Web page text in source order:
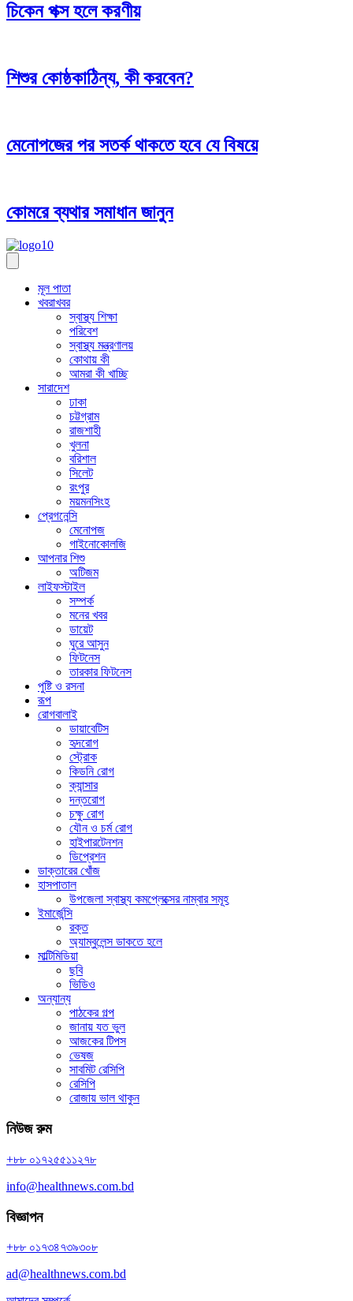
চিকেন পক্স হলে করণীয়
শিশুর কোষ্ঠকাঠিন্য, কী করবেন?
মেনোপজের পর সতর্ক থাকতে হবে যে বিষয়ে
কোমরে ব্যথার সমাধান জানুন
মূল পাতা
খবরাখবর
স্বাস্থ্য শিক্ষা
পরিবেশ
স্বাস্থ্য মন্ত্রণালয়
কোথায় কী
আমরা কী খাচ্ছি
সারাদেশ
ঢাকা
চট্টগ্রাম
রাজশাহী
খুলনা
বরিশাল
সিলেট
রংপুর
ময়মনসিংহ
প্রেগনেন্সি
মেনোপজ
গাইনোকোলজি
আপনার শিশু
অটিজম
লাইফস্টাইল
সম্পর্ক
মনের খবর
ডায়েট
ঘুরে আসুন
ফিটনেস
তারকার ফিটনেস
পুষ্টি ও রসনা
রূপ
রোগবালাই
ডায়াবেটিস
হৃদরোগ
স্ট্রোক
কিডনি রোগ
ক্যান্সার
দন্তরোগ
চক্ষু রোগ
যৌন ও চর্ম রোগ
হাইপারটেনশন
ডিপ্রেশন
ডাক্তারের খোঁজ
হাসপাতাল
উপজেলা স্বাস্থ্য কমপ্লেক্সের নাম্বার সমূহ
ইমার্জেন্সি
রক্ত
অ্যাম্বুলেন্স ডাকতে হলে
মাল্টিমিডিয়া
ছবি
ভিডিও
অন্যান্য
পাঠকের গল্প
জানায় যত ভুল
আজকের টিপস
ভেষজ
সাবমিট রেসিপি
রেসিপি
রোজায় ভাল থাকুন
নিউজ রুম
+৮৮ ০১৭২৫৫১১২৭৮
info@healthnews.com.bd
বিজ্ঞাপন
+৮৮ ০১৭৩৪৭৩৯৩০৮
ad@healthnews.com.bd